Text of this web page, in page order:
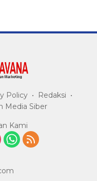
Policy
Redaksi
Media Siber
Kami